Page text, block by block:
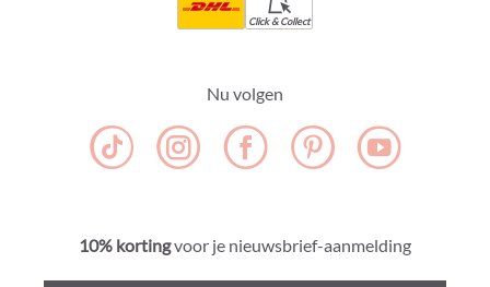
Click & Collect
Nu volgen
10% kortingvoor je nieuwsbrief-aanmelding